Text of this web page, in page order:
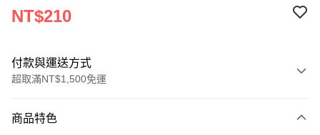
NT$210
付款與運送方式
超取滿NT$1,500免運
信用卡一次付款
商品特色